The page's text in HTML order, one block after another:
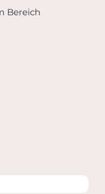
Bereich